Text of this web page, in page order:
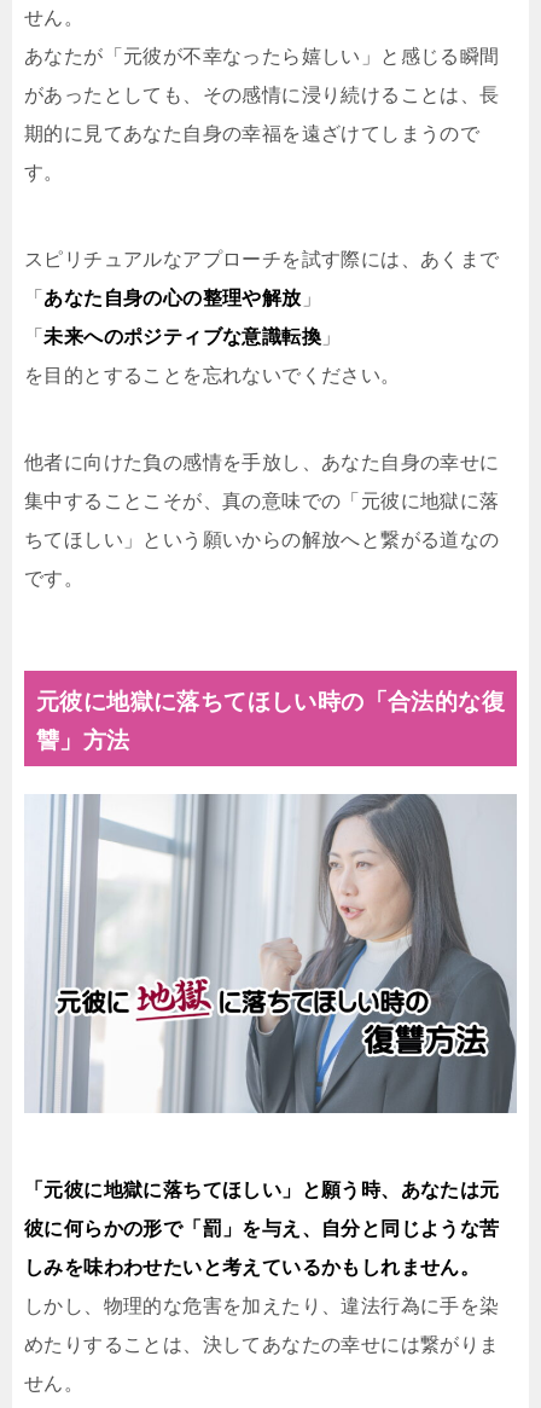
せん。
あなたが「元彼が不幸なったら嬉しい」と感じる瞬間
があったとしても、その感情に浸り続けることは、長
期的に見てあなた自身の幸福を遠ざけてしまうので
す。
スピリチュアルなアプローチを試す際には、あくまで
「 あなた自身の心の整理や解放 」
「未来へのポジティブな意識転換 」
を目的とすることを忘れないでください。
他者に向けた負の感情を手放し、あなた自身の幸せに
集中することこそが、真の意味での「元彼に地獄に落
ちてほしい」という願いからの解放へと繋がる道なの
です。
元彼に地獄に落ちてほしい時の「合法的な復
讐」方法
「元彼に地獄に落ちてほしい」と願う時、あなたは元
彼に何らかの形で「罰」を与え、自分と同じような苦
しみを味わわせたいと考えているかもしれません。
しかし、物理的な危害を加えたり、違法行為に手を染
めたりすることは、決してあなたの幸せには繋がりま
せん。